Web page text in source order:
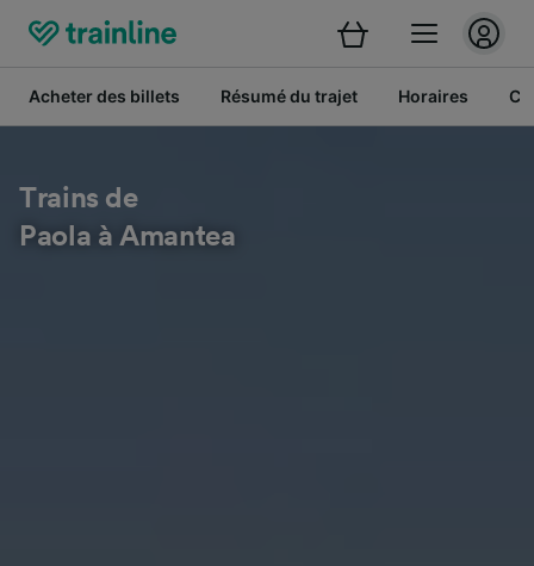
Acheter des billets Résumé du trajet Horaires
Trains de
Paola à Amantea